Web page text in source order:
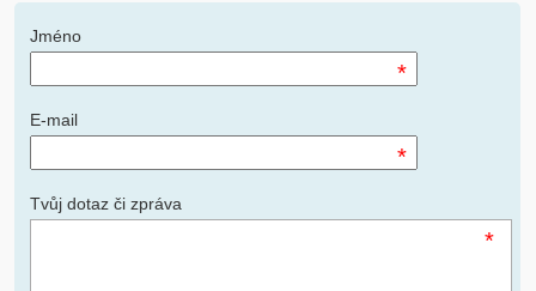
Jméno
*
E-mail
*
Tvůj dotaz či zpráva
*